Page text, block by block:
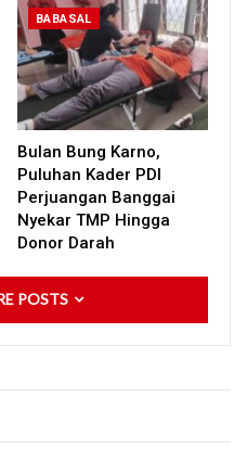
BABASAL
Bulan Bung Karno,
Puluhan Kader PDI
Perjuangan Banggai
Nyekar TMP Hingga
Donor Darah
POSTS